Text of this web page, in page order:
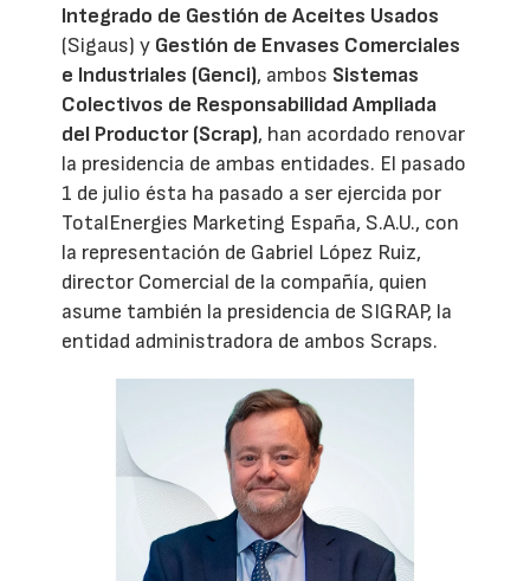
Integrado de Gestión de Aceites Usados
(Sigaus) y Gestión de Envases Comerciales
e Industriales (Genci), ambos Sistemas
Colectivos de Responsabilidad Ampliada
del Productor (Scrap), han acordado renovar
la presidencia de ambas entidades. El pasado
1 de julio ésta ha pasado a ser ejercida por
TotalEnergies Marketing España, S.A.U., con
la representación de Gabriel López Ruiz,
director Comercial de la compañía, quien
asume también la presidencia de SIGRAP, la
entidad administradora de ambos Scraps.